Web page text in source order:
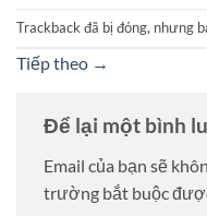
Trackback đã bị đóng, nhưng
Tiếp theo →
Để lại một bình
Email của bạn sẽ
trường bắt buộc